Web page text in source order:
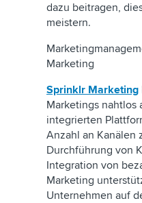
dazu beitragen,
meistern.
Marketing
Sprinklr Marketing
Marketings nahtlos
integrierten
Anzahl an Kanälen
Durchführung von
Integration von
Marketing
Unternehmen auf